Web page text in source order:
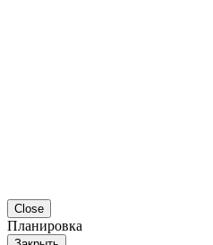
Close
Планировка